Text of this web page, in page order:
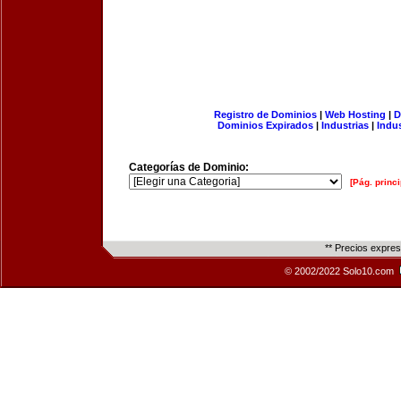
Registro de Dominios| Web Hosting |
Dominios Expirados | Industrias |
Categorías de Dominio:
[Pág.
** Precios
© 2002/2022 Solo10.com